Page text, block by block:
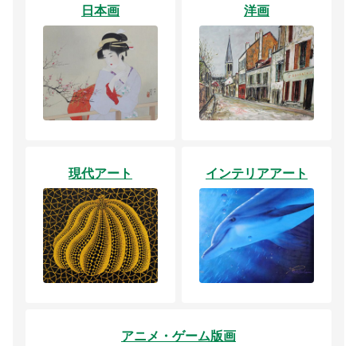
日本画 洋画
現代アート インテリアアート
アニメ・ゲーム版画